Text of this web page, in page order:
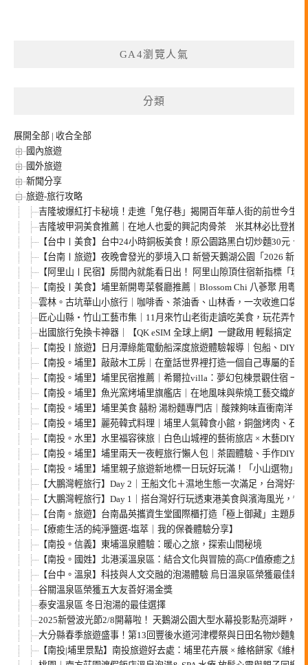
GA4瀏覽人氣
分類
展開全部 | 收合全部
國內旅遊
國外旅遊
新聞分享
旅遊-旅行攻略
吉隆坡爆紅打卡秘境！走進「鬼仔巷」揭開百年華人街的前世今生
吉隆坡甲洞美食推薦｜在地人也愛的興記肉骨茶 米其林必比登推
【台中〡美食】台中24小時銅板美食！原公園路黑白切炒麵30元
【台南〡旅遊】夜晚會發光的夢境入口 新營天鵝湖公園「2026 新營
【阿里山〡民宿】房間內就能看日出！ 阿里山隙頂住宿新指標「璦
【南投〡美食】埔里新開粵菜餐廳推薦｜Blossom Chi 八蔘聚 用粵
雲林。古坑華山小旅行｜咖啡香、茶油香、山林香，一次收進口袋
匠心山縣・竹山工藝市集｜11月來竹山老街走讀吃美食，玩花弄竹
出國旅行免換卡神器｜【QK eSIM 全球上網】一鍵啟用 輕鬆搞定
【南投〡旅遊】日月潭綠能電動船深度旅遊體驗報導｜包船、DIY
【南投。埔里】敲敲木工房｜在童話世界裡打造一個自己專屬的音
【南投。埔里】埔里民宿推薦｜希爾拉villa：夢幻包棟景觀住宿 一
【南投。埔里】魚光窯烤埔里旗艦店｜在地風味與柴燒工藝交織的
【南投。埔里】埔里美食 囍粉 湯粉麵專門店｜酸辣夠味直衝南洋
【南投。埔里】麗苑韓式料理｜埔里人氣韓食小館，銅盤烤肉、石
【南投。水里】水里福容徠旅｜白色山城裡的藝術旅店 × 木藝DIY ×
【南投。埔里】埔里兩天一夜輕旅行懶人包｜茶園體驗、手作DIY
【南投。埔里】埔里親子旅遊新地標一日玩好玩滿！「小山選物」
【大鵬灣輕旅行】Day 2｜王船文化＋濕地生態一次滿足，台灣好行
【大鵬灣輕旅行】Day 1｜搭台灣好行玩透東港美食與濱海風光，懶
【台南。旅遊】台南晶英攜資生堂國際櫃打造「極上御藏」主題房
【療癒生活的純淨鹽選-塩萃｜我的保養體驗分享】
【南投。信義】東埔溫泉體驗：暖心之旅，探索山間秘境
【南投。國姓】北港溪溫泉區：結合文化與冒險的高CP值療癒之旅
【台中。溫泉】科技與人文交融的泡湯體驗 烏日溫泉區榮獲最佳新
谷關溫泉區榮獲五大友善好湯金獎
泰安溫泉區 冬日泡湯的最佳選擇
2025新營波光節2/8開幕啦！ 天鵝湖公園大型水幕投影點亮湖畔，漫
大分縣春季旅遊盛事！第13回豐後水道河津櫻祭與日田名物炒麵魅
【南投|埔里景點】南投旅遊好去處：埔里花卉展 × 維格餅家《維格